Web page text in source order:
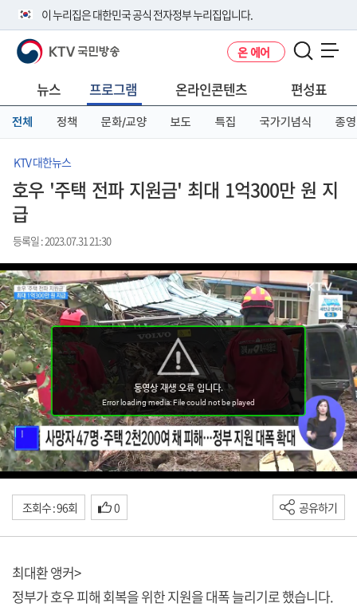
이 누리집은 대한민국 공식 전자정부 누리집입니다.
공식 누리집 주소 확인하기
니다.
이밖에 or.kr 또는 .kr등 다른 도메인 주소를 사용하고 있다면 아래 URL에
서 도메인 주소를 확인해 보세요
KTV 국민방송 온 에어
뉴스 프로그램 온라인콘텐츠 편성표
전체 정책 문화/교양 보도 특집 국가기념식 종영
KTV 대한뉴스
호우 '주택 전파 지원금' 최대 1억300만 원 지
급
등록일 : 2023.07.31 21:30
조회수 : 96회 0 공유하기
최대환 앵커>
정부가 호우 피해 회복을 위한 지원을 대폭 늘리기로 했습니다.